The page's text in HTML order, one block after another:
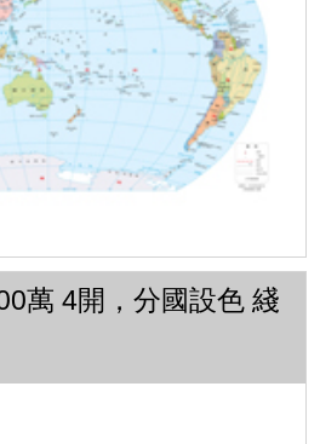
萬 4開，分國設色 綫